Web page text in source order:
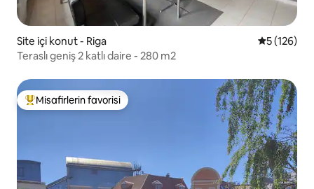
Site içi konut - Riga 55 (126)
Teraslı geniş 2 katlı daire - 280 m2
Misafirlerin favorilerinden en beğenilenler arasında
Misafirlerin favorisi